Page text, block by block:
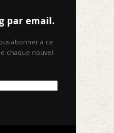
par email.
abonner à ce
chaque nouvel